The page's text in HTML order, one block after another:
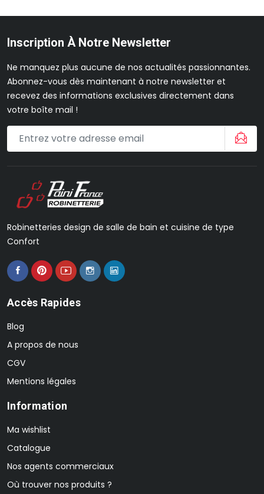
Inscription À Notre Newsletter
Ne manquez plus aucune de nos actualités passionnantes.
Abonnez-vous dès maintenant à notre newsletter et
recevez des informations exclusives directement dans
votre boîte mail !
Robinetteries design de salle de bain et cuisine de type
Confort
Accès Rapides
Blog
A propos de nous
CGV
Mentions légales
Information
Ma wishlist
Catalogue
Nos agents commerciaux
Où trouver nos produits ?